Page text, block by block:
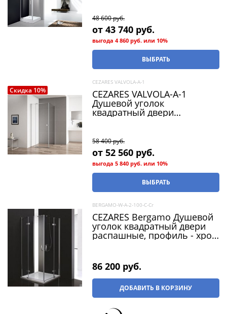
или правую стороны
48 600 руб.
от43 740 руб.
выгода4 860 руб. или 10%
ВЫБРАТЬ
Скидка 10%
CEZARES VALVOLA-A-1
CEZARES VALVOLA-A-1
Душевой уголок
квадратный двери
или правую стороны
58 400 руб.
от52 560 руб.
выгода5 840 руб. или 10%
ВЫБРАТЬ
BERGAMO-W-A-2-100-C-Cr
CEZARES Bergamo Душевой
уголок квадратный двери
распашные, профиль - хром
мм
86 200 руб.
ДОБАВИТЬ В КОРЗИНУ